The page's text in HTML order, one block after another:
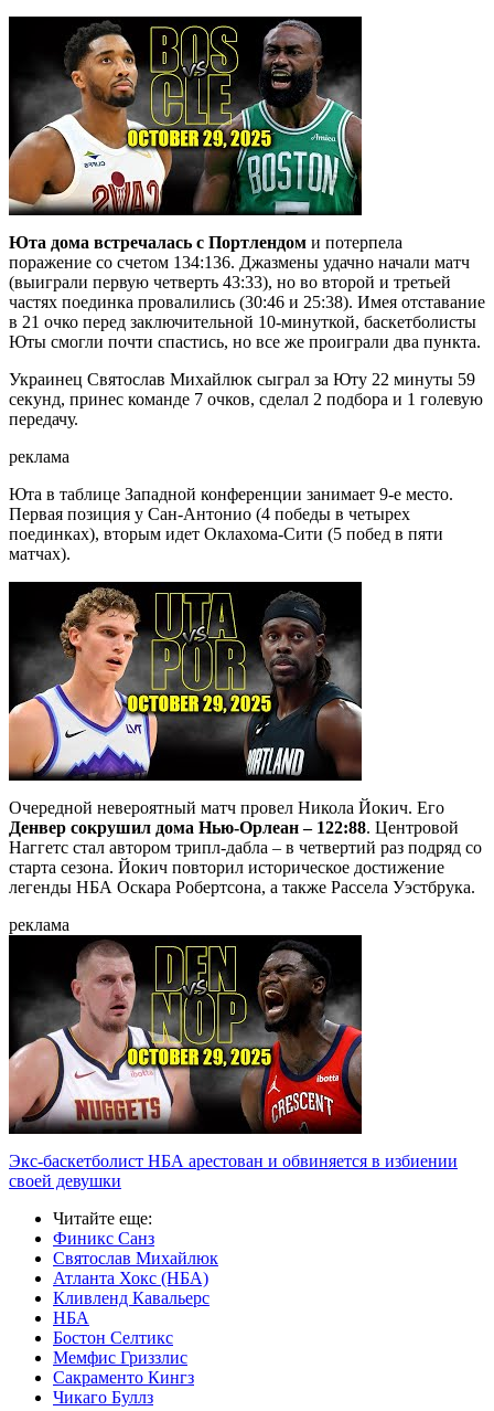
Юта дома встречалась с Портлендом и потерпела
поражение со счетом 134:136. Джазмены удачно начали матч
(выиграли первую четверть 43:33), но во второй и третьей
частях поединка провалились (30:46 и 25:38). Имея отставание
в 21 очко перед заключительной 10-минуткой, баскетболисты
Юты смогли почти спастись, но все же проиграли два пункта.
Украинец Святослав Михайлюк сыграл за Юту 22 минуты 59
секунд, принес команде 7 очков, сделал 2 подбора и 1 голевую
передачу.
реклама
Юта в таблице Западной конференции занимает 9-е место.
Первая позиция у Сан-Антонио (4 победы в четырех
поединках), вторым идет Оклахома-Сити (5 побед в пяти
матчах).
Очередной невероятный матч провел Никола Йокич. Его
Денвер сокрушил дома Нью-Орлеан – 122:88. Центровой
Наггетс стал автором трипл-дабла – в четвертий раз подряд со
старта сезона. Йокич повторил историческое достижение
легенды НБА Оскара Робертсона, а также Рассела Уэстбрука.
реклама
Экс-баскетболист НБА арестован и обвиняется в избиении
своей девушки
Читайте еще:
Финикс Санз
Святослав Михайлюк
Атланта Хокс (НБА)
Кливленд Кавальерс
НБА
Бостон Селтикс
Мемфис Гриззлис
Сакраменто Кингз
Чикаго Буллз